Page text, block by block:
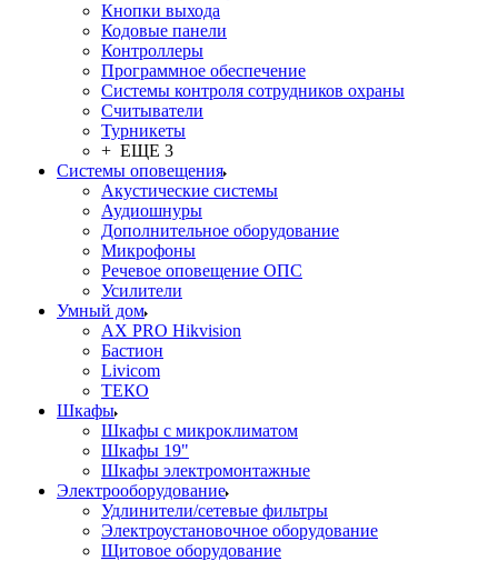
Кнопки выхода
Кодовые панели
Контроллеры
Программное обеспечение
Системы контроля сотрудников охраны
Считыватели
Турникеты
+ ЕЩЕ 3
Системы оповещения
Акустические системы
Аудиошнуры
Дополнительное оборудование
Микрофоны
Речевое оповещение ОПС
Усилители
Умный дом
AX PRO Hikvision
Бастион
Livicom
ТЕКО
Шкафы
Шкафы с микроклиматом
Шкафы 19"
Шкафы электромонтажные
Электрооборудование
Удлинители/сетевые фильтры
Электроустановочное оборудование
Щитовое оборудование